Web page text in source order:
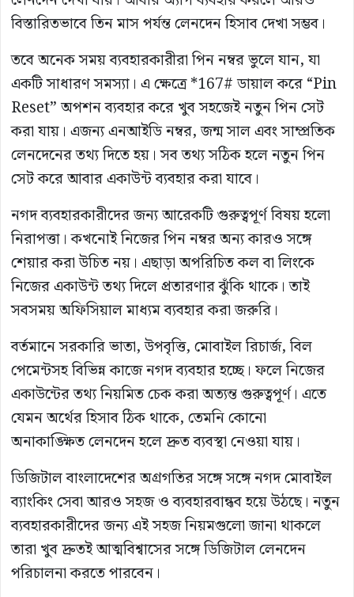
বিস্তারিতভাবে তিন মাস পর্যন্ত লেনদেন হিসাব দেখা সম্ভব।
তবে অনেক সময় ব্যবহারকারীরা পিন নম্বর ভুলে যান, যা
একটি সাধারণ সমস্যা। এ ক্ষেত্রে *167# ডায়াল করে “Pin
Reset” অপশন ব্যবহার করে খুব সহজেই নতুন পিন সেট
করা যায়। এজন্য এনআইডি নম্বর, জন্ম সাল এবং সাম্প্রতিক
লেনদেনের তথ্য দিতে হয়। সব তথ্য সঠিক হলে নতুন পিন
সেট করে আবার একাউন্ট ব্যবহার করা যাবে।
নগদ ব্যবহারকারীদের জন্য আরেকটি গুরুত্বপূর্ণ বিষয় হলো
নিরাপত্তা। কখনোই নিজের পিন নম্বর অন্য কারও সঙ্গে
শেয়ার করা উচিত নয়। এছাড়া অপরিচিত কল বা লিংকে
নিজের একাউন্ট তথ্য দিলে প্রতারণার ঝুঁকি থাকে। তাই
সবসময় অফিসিয়াল মাধ্যম ব্যবহার করা জরুরি।
বর্তমানে সরকারি ভাতা, উপবৃত্তি, মোবাইল রিচার্জ, বিল
পেমেন্টসহ বিভিন্ন কাজে নগদ ব্যবহার হচ্ছে। ফলে নিজের
একাউন্টের তথ্য নিয়মিত চেক করা অত্যন্ত গুরুত্বপূর্ণ। এতে
যেমন অর্থের হিসাব ঠিক থাকে, তেমনি কোনো
অনাকাঙ্ক্ষিত লেনদেন হলে দ্রুত ব্যবস্থা নেওয়া যায়।
ডিজিটাল বাংলাদেশের অগ্রগতির সঙ্গে সঙ্গে নগদ মোবাইল
ব্যাংকিং সেবা আরও সহজ ও ব্যবহারবান্ধব হয়ে উঠছে। নতুন
ব্যবহারকারীদের জন্য এই সহজ নিয়মগুলো জানা থাকলে
তারা খুব দ্রুতই আত্মবিশ্বাসের সঙ্গে ডিজিটাল লেনদেন
পরিচালনা করতে পারবেন।